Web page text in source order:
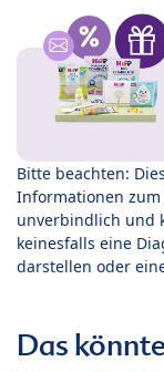
Bitte beachten:
Informationen
unverbindlich und
keinesfalls eine
darstellen oder
Das